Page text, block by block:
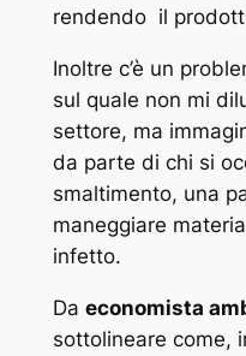
rendendo il
Inoltre c’è un
sul quale non mi
settore, ma
da parte di chi si
smaltimento, una
maneggiare
infetto.
Da economista
sottolineare come,